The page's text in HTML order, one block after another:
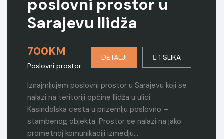
poslovni prostor u
Sarajevu Ilidža
700KM
Poslovni prostor
DETALJI 1 SLIKA
Iznajmljujem poslovni prostor u Sarajevu koji se
nalazi na teritoriji općine Ilidža u ulici
Kasindolska cesta u prizemlju poslovno –
stambenog objekta. Prostor se nalazi na jako
prometnoj komunikaciji izmedju…